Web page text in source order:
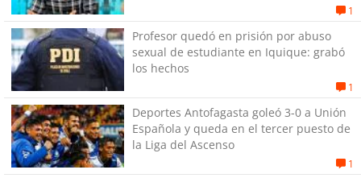
1
Profesor quedó en prisión por abuso
sexual de estudiante en Iquique: grabó
los hechos
1
Deportes Antofagasta goleó 3-0 a Unión
Española y queda en el tercer puesto de
la Liga del Ascenso
1